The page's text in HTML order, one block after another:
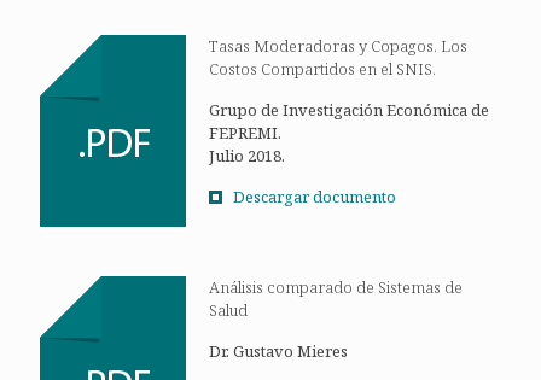
Tasas Moderadoras y Copagos. Los
Costos Compartidos en el SNIS.
Grupo de Investigación Económica de
FEPREMI.
Julio 2018.
Descargar documento
Análisis comparado de Sistemas de
Salud
Dr. Gustavo Mieres